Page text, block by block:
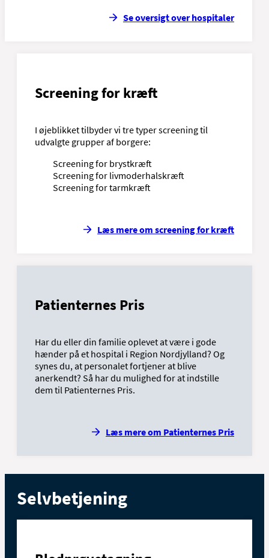
Se oversigt over hospitaler
Screening for kræft
I øjeblikket tilbyder vi tre typer screening til
udvalgte grupper af borgere:
Screening for brystkræft
Screening for livmoderhalskræft
Screening for tarmkræft
Læs mere om screening for kræft
Patienternes Pris
Har du eller din familie oplevet at være i gode
hænder på et hospital i Region Nordjylland? Og
synes du, at personalet fortjener at blive
anerkendt? Så har du mulighed for at indstille
dem til Patienternes Pris.
Læs mere om Patienternes Pris
Selvbetjening